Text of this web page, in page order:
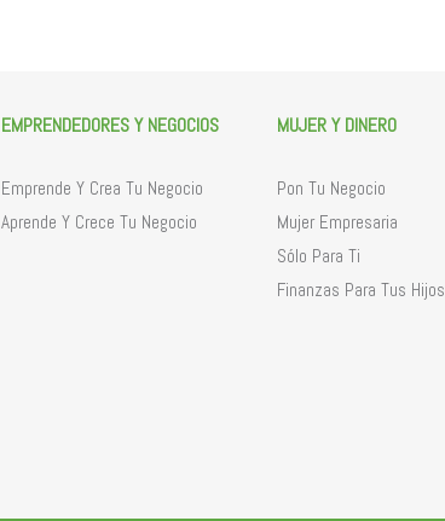
EMPRENDEDORES Y NEGOCIOS
Emprende Y Crea Tu Negocio
Aprende Y Crece Tu Negocio
MUJER Y DINERO
Pon Tu Negocio
Mujer Empresaria
Sólo Para Ti
Finanzas Para Tus Hijos